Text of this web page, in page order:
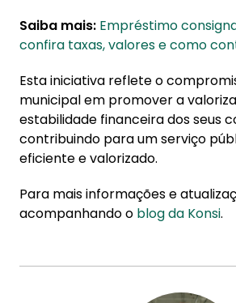
Saiba mais: Empréstimo
confira taxas, valores e como
Esta iniciativa reflete o
municipal em promover a
estabilidade financeira dos seus
contribuindo para um serviço
eficiente e valorizado.
Para mais informações e
acompanhando o blog da Konsi.